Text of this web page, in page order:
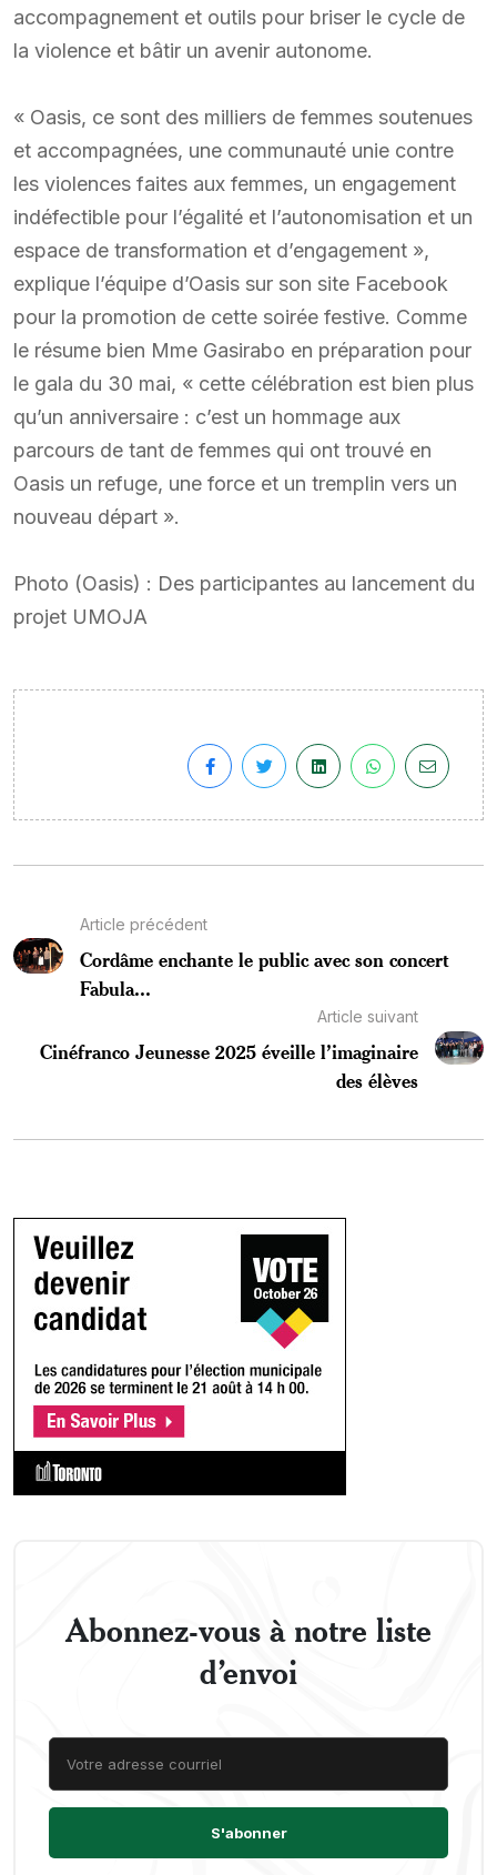
accompagnement et outils pour briser le cycle de
la violence et bâtir un avenir autonome.
« Oasis, ce sont des milliers de femmes soutenues
et accompagnées, une communauté unie contre
les violences faites aux femmes, un engagement
indéfectible pour l’égalité et l’autonomisation et un
espace de transformation et d’engagement »,
explique l’équipe d’Oasis sur son site Facebook
pour la promotion de cette soirée festive. Comme
le résume bien Mme Gasirabo en préparation pour
le gala du 30 mai, « cette célébration est bien plus
qu’un anniversaire : c’est un hommage aux
parcours de tant de femmes qui ont trouvé en
Oasis un refuge, une force et un tremplin vers un
nouveau départ ».
Photo (Oasis) : Des participantes au lancement du
projet UMOJA
Article précédent
Cordâme enchante le public avec son concert
Fabula...
Article suivant
Cinéfranco Jeunesse 2025 éveille l’imaginaire
des élèves
Abonnez-vous à notre liste
d’envoi